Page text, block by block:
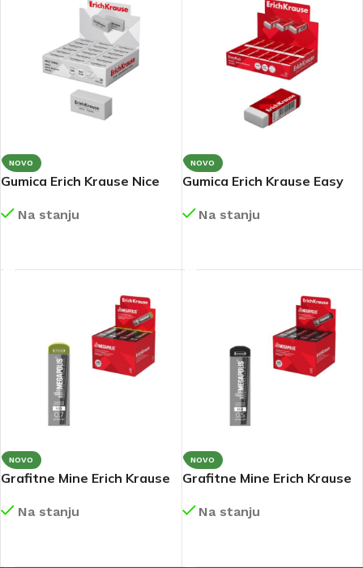
NOVO
Gumica Erich Krause Nice
Na stanju
NOVO
Gumica Erich Krause Easy
Na stanju
NOVO
Grafitne Mine Erich Krause
26611
Na stanju
NOVO
Grafitne Mine Erich Krause
20345
Na stanju